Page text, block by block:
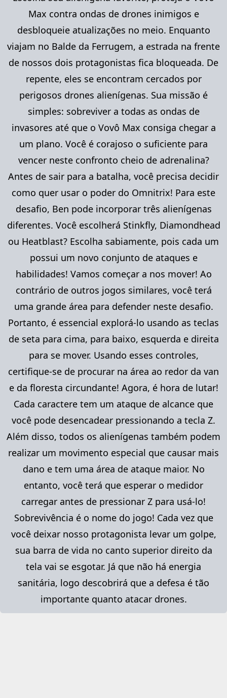
Max contra ondas de drones inimigos e
desbloqueie atualizações no meio. Enquanto
viajam no Balde da Ferrugem, a estrada na frente
de nossos dois protagonistas fica bloqueada. De
repente, eles se encontram cercados por
perigosos drones alienígenas. Sua missão é
simples: sobreviver a todas as ondas de
invasores até que o Vovô Max consiga chegar a
um plano. Você é corajoso o suficiente para
vencer neste confronto cheio de adrenalina?
Antes de sair para a batalha, você precisa decidir
como quer usar o poder do Omnitrix! Para este
desafio, Ben pode incorporar três alienígenas
diferentes. Você escolherá Stinkfly, Diamondhead
ou Heatblast? Escolha sabiamente, pois cada um
possui um novo conjunto de ataques e
habilidades! Vamos começar a nos mover! Ao
contrário de outros jogos similares, você terá
uma grande área para defender neste desafio.
Portanto, é essencial explorá-lo usando as teclas
de seta para cima, para baixo, esquerda e direita
para se mover. Usando esses controles,
certifique-se de procurar na área ao redor da van
e da floresta circundante! Agora, é hora de lutar!
Cada caractere tem um ataque de alcance que
você pode desencadear pressionando a tecla Z.
Além disso, todos os alienígenas também podem
realizar um movimento especial que causar mais
dano e tem uma área de ataque maior. No
entanto, você terá que esperar o medidor
carregar antes de pressionar Z para usá-lo!
Sobrevivência é o nome do jogo! Cada vez que
você deixar nosso protagonista levar um golpe,
sua barra de vida no canto superior direito da
tela vai se esgotar. Já que não há energia
sanitária, logo descobrirá que a defesa é tão
importante quanto atacar drones.